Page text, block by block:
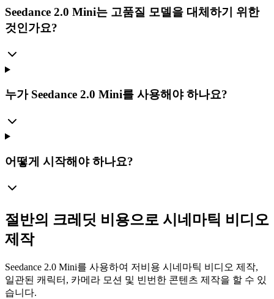
Seedance 2.0 Mini는 고품질 모델을 대체하기 위한
것인가요?
누가 Seedance 2.0 Mini를 사용해야 하나요?
어떻게 시작해야 하나요?
절반의 크레딧 비용으로 시네마틱 비디오
제작
Seedance 2.0 Mini를 사용하여 저비용 시네마틱 비디오 제작,
일관된 캐릭터, 카메라 모션 및 빈번한 콘텐츠 제작을 할 수 있
습니다.